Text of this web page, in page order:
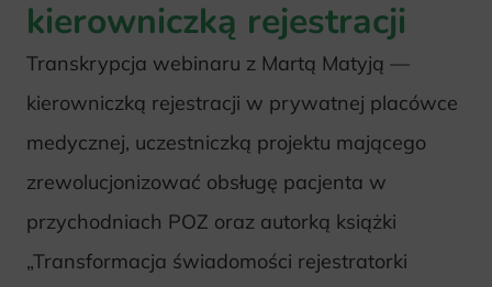
kierowniczką rejestracji
Transkrypcja webinaru z Martą Matyją —
kierowniczką rejestracji w prywatnej placówce
medycznej, uczestniczką projektu mającego
zrewolucjonizować obsługę pacjenta w
przychodniach POZ oraz autorką książki
„Transformacja świadomości rejestratorki